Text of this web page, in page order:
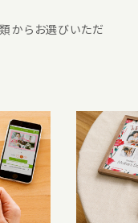
からお選びいただ